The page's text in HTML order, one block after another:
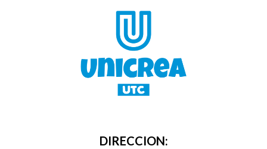
DIRECCION: